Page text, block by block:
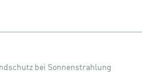
bei Sonnenstrahlung